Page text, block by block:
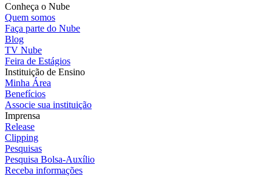
Conheça o Nube
Quem somos
Faça parte do Nube
Blog
TV Nube
Feira de Estágios
Instituição de Ensino
Minha Área
Benefícios
Associe sua instituição
Imprensa
Release
Clipping
Pesquisas
Pesquisa Bolsa-Auxílio
Receba informações